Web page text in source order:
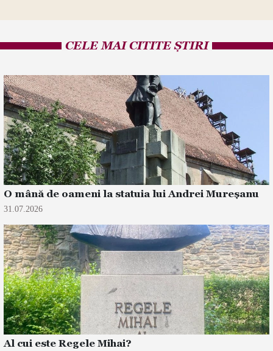
CELE MAI CITITE ȘTIRI
O mână de oameni la statuia lui Andrei Mureșanu
31.07.2026
Al cui este Regele Mihai?